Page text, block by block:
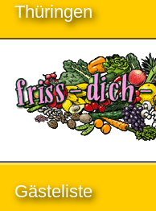
Thüringen
Gästeliste